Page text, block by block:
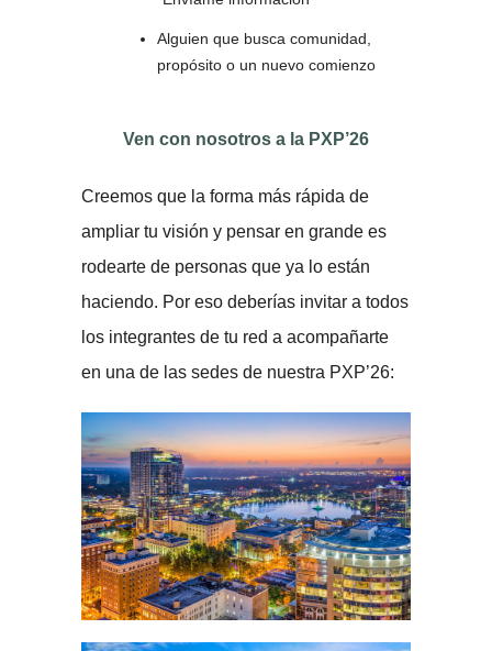
Alguien que busca comunidad,
propósito o un nuevo comienzo
Ven con nosotros a la PXP’26
Creemos que la forma más rápida de
ampliar tu visión y pensar en grande es
rodearte de personas que ya lo están
haciendo. Por eso deberías invitar a todos
los integrantes de tu red a acompañarte
en una de las sedes de nuestra PXP’26: